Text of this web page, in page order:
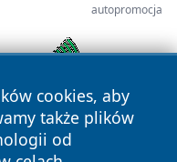
autopromocja
cookies, aby
także plików
od